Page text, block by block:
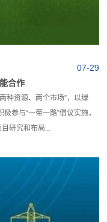
07-29
合作
种资源、两个市场”，以绿
参与“一带一路”倡议实施，
研究和布局...